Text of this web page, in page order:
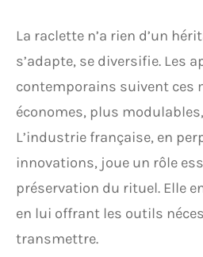
La raclette n’a rien d’un
s’adapte, se diversifie. Les
contemporains suivent ces
économes, plus
L’industrie française, en
innovations, joue un rôle
préservation du rituel. Elle
en lui offrant les outils
transmettre.